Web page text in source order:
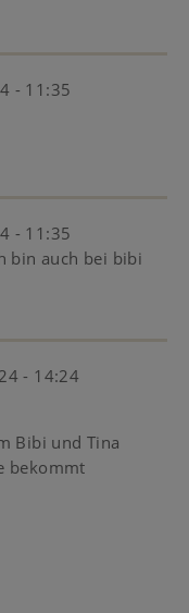
- 11:35
- 11:35
bin auch bei bibi
- 14:24
Bibi und Tina
bekommt